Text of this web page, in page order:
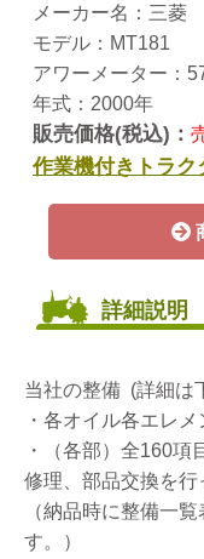
メーカー名：三菱
モデル：MT181
アワーメーター：
年式：2000年
販売価格(税込)：
作業機付きトラク
詳細説明
当社の整備 (詳細は
・各オイル各エレ
・（各部）全160
修理、部品交換を行
（納品時に整備一
す。）